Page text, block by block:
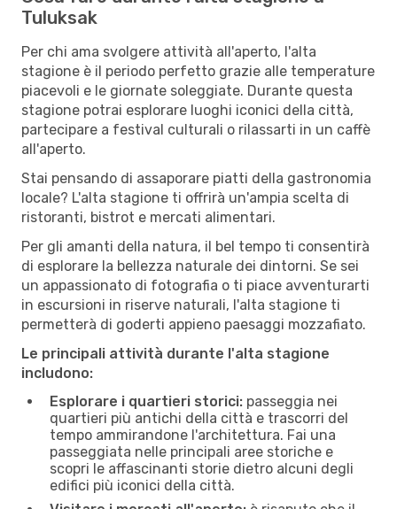
Tuluksak
Per chi ama svolgere attività all'aperto, l'alta
stagione è il periodo perfetto grazie alle temperature
piacevoli e le giornate soleggiate. Durante questa
stagione potrai esplorare luoghi iconici della città,
partecipare a festival culturali o rilassarti in un caffè
all'aperto.
Stai pensando di assaporare piatti della gastronomia
locale? L'alta stagione ti offrirà un'ampia scelta di
ristoranti, bistrot e mercati alimentari.
Per gli amanti della natura, il bel tempo ti consentirà
di esplorare la bellezza naturale dei dintorni. Se sei
un appassionato di fotografia o ti piace avventurarti
in escursioni in riserve naturali, l'alta stagione ti
permetterà di goderti appieno paesaggi mozzafiato.
Le principali attività durante l'alta stagione
includono:
Esplorare i quartieri storici: passeggia nei
quartieri più antichi della città e trascorri del
tempo ammirandone l'architettura. Fai una
passeggiata nelle principali aree storiche e
scopri le affascinanti storie dietro alcuni degli
edifici più iconici della città.